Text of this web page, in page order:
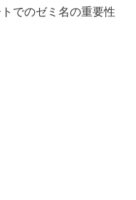
でのゼミ名の重要性